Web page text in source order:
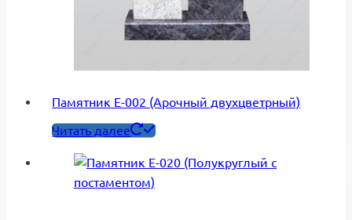
Памятник Е-002 (Арочный двухцветрный)
Читать далее